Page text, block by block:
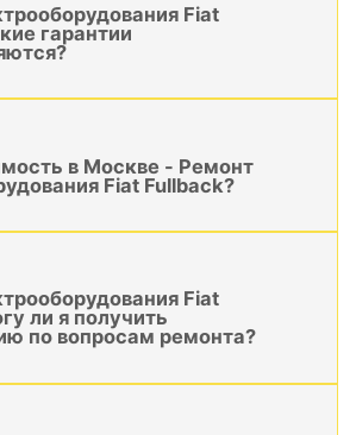
Fiat
гарантии
в Москве - Ремонт
Fiat Fullback?
Fiat
ли я получить
по вопросам ремонта?